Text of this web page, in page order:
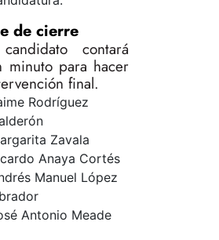
de cierre
contará
minuto para hacer
final.
Rodríguez
Zavala
Anaya Cortés
Manuel López
Antonio Meade